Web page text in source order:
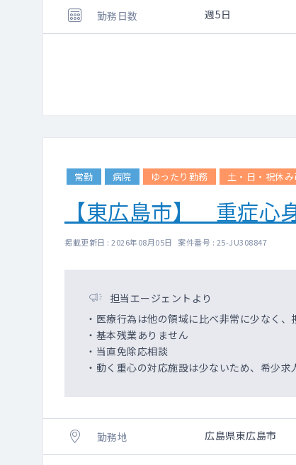
勤務日数 週5日
常勤 病院 ゆったり勤務 土・日・祝休み
【東広島市】 重症心
掲載更新日 : 2026年08月05日 案件番号 : 25-JU308847
担当エージェントより
・医療行為は他の領域に比べ非常に少なく
・基本残業ありません
・当直免除応相談
・動く重心の対応施設は少ないため、希少求
勤務地 広島県東広島市